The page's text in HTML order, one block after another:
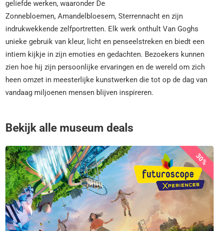
geliefde werken, waaronder De
Zonnebloemen, Amandelbloesem, Sterrennacht en zijn
indrukwekkende zelfportretten. Elk werk onthult Van Goghs
unieke gebruik van kleur, licht en penseelstreken en biedt een
intiem kijkje in zijn emoties en gedachten. Bezoekers kunnen
zien hoe hij zijn persoonlijke ervaringen en de wereld om zich
heen omzet in meesterlijke kunstwerken die tot op de dag van
vandaag miljoenen mensen blijven inspireren.
Bekijk alle museum deals
30%